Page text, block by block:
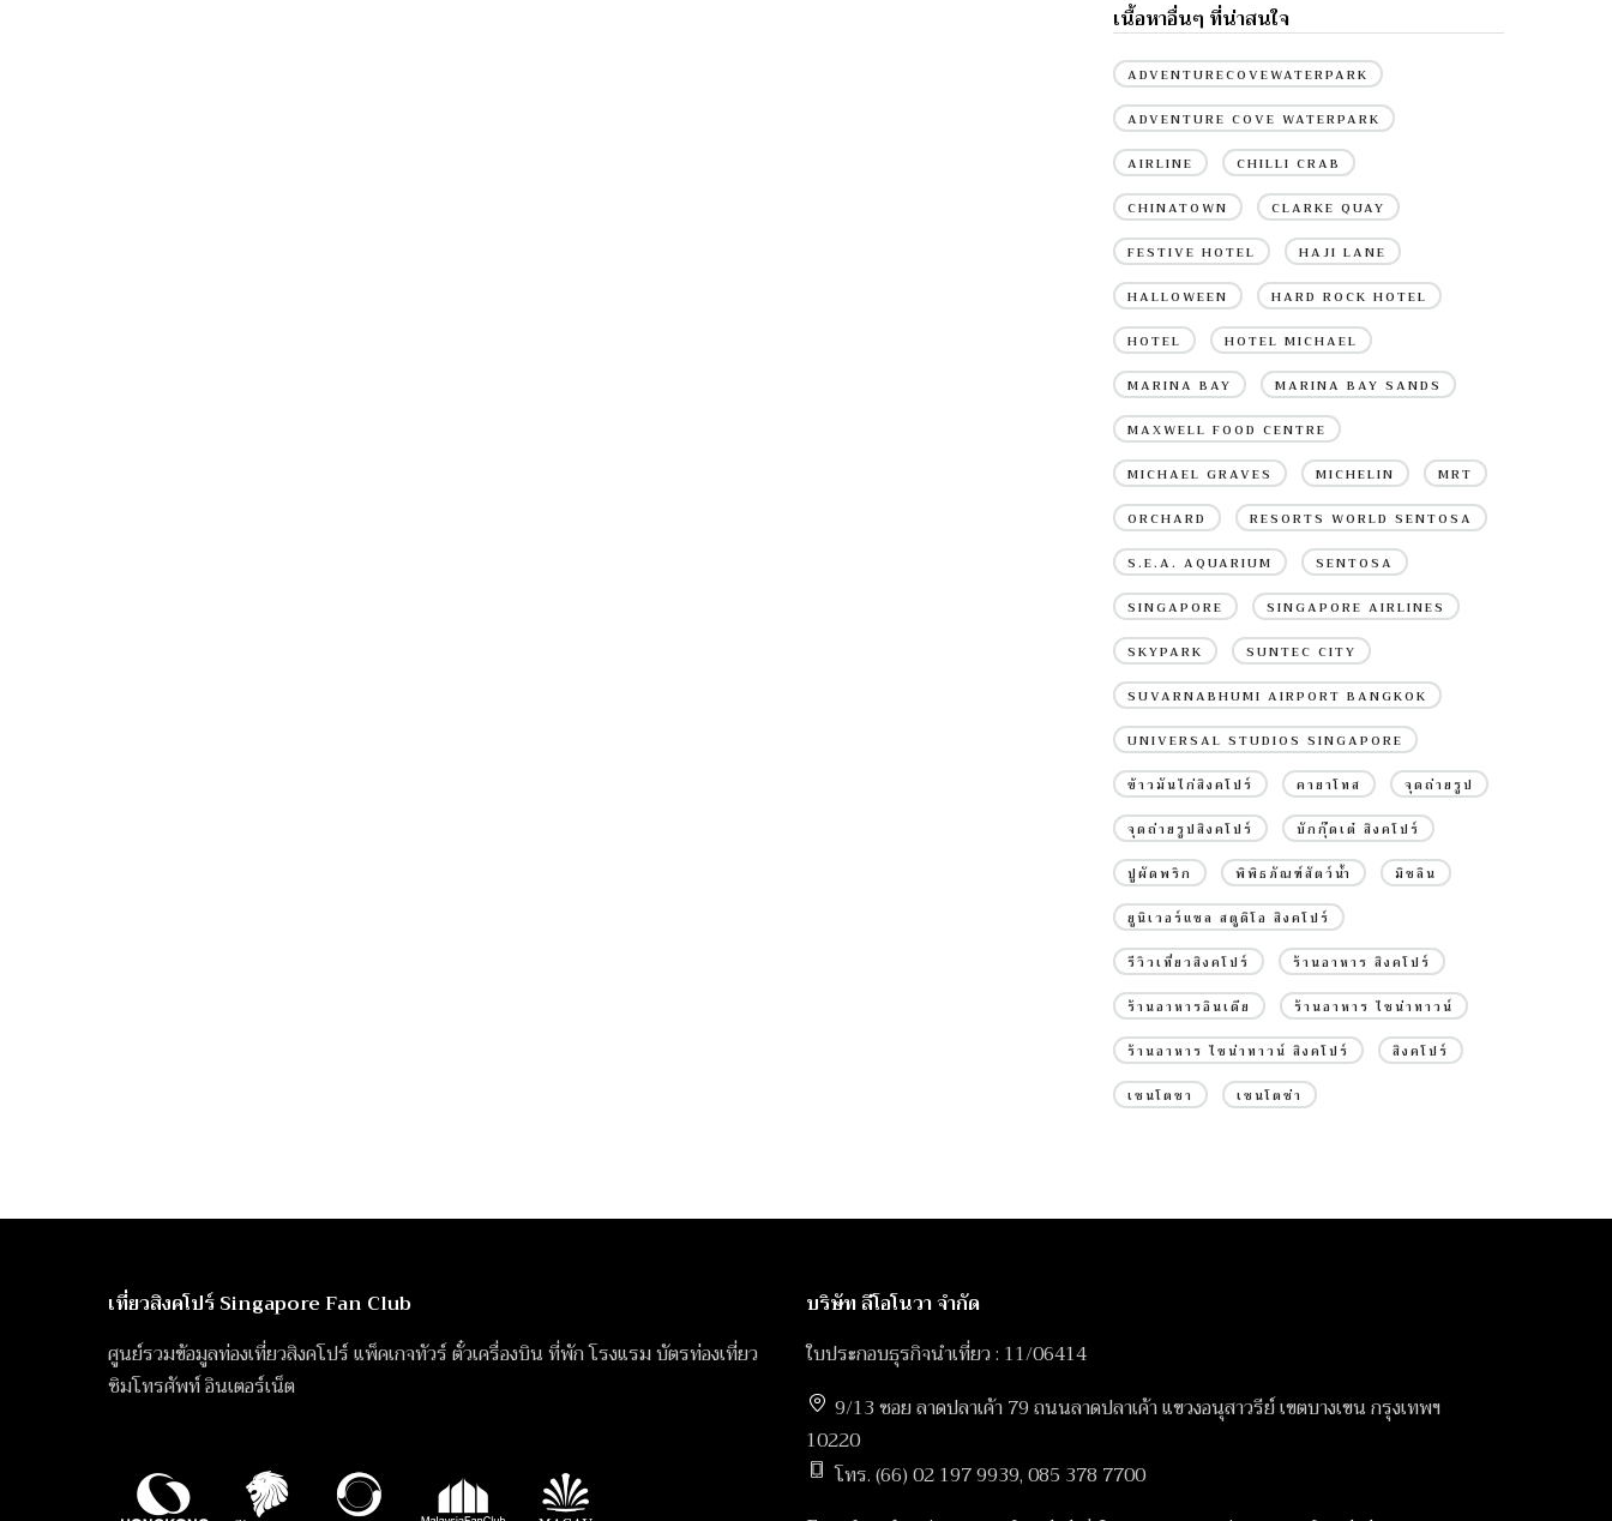
เนื้อหาอื่นๆ ที่น่าสนใจ
ADVENTURECOVEWATERPARK
ADVENTURE COVE WATERPARK
AIRLINE CHILLI CRAB
CHINATOWN CLARKE QUAY
FESTIVE HOTEL HAJI LANE
HALLOWEEN HARD ROCK HOTEL
HOTEL HOTEL MICHAEL
MARINA BAY MARINA BAY SANDS
MAXWELL FOOD CENTRE
MICHAEL GRAVES MICHELIN MRT
ORCHARD RESORTS WORLD SENTOSA
S.E.A. AQUARIUM SENTOSA
SINGAPORE SINGAPORE AIRLINES
SKYPARK SUNTEC CITY
SUVARNABHUMI AIRPORT BANGKOK
UNIVERSAL STUDIOS SINGAPORE
ข้าวมันไก่สิงคโปร์ คายาโทส จุดถ่ายรูป
จุดถ่ายรูปสิงคโปร์ บักกุ๊ดเต๋ สิงคโปร์
ปูผัดพริก พิพิธภัณฑ์สัตว์น้ำ มิชลิน
ยูนิเวอร์แซล สตูดิโอ สิงคโปร์
รีวิวเที่ยวสิงคโปร์ ร้านอาหาร สิงคโปร์
ร้านอาหารอินเดีย ร้านอาหาร ไชน่าทาวน์
ร้านอาหาร ไชน่าทาวน์ สิงคโปร์ สิงคโปร์
เซนโตซา เซนโตซ่า
เที่ยวสิงคโปร์ Singapore Fan Club
ศูนย์รวมข้อมูลท่องเที่ยวสิงคโปร์ แพ็คเกจทัวร์ ตั๋วเครื่องบิน ที่พัก โรงแรม บัตรท่องเที่ยว
ซิมโทรศัพท์ อินเตอร์เน็ต
บริษัท ลีโอโนวา จำกัด
ใบประกอบธุรกิจนำเที่ยว : 11/06414
9/13 ซอย ลาดปลาเค้า 79 ถนนลาดปลาเค้า แขวงอนุสาวรีย์ เขตบางเขน กรุงเทพฯ
10220
โทร. (66) 02 197 9939, 085 378 7700